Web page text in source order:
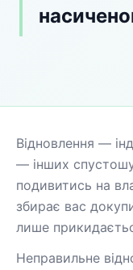
Відновлення —
— інших
подивитись на
збирає вас
лише
Неправильне